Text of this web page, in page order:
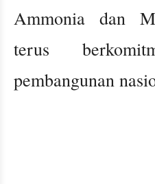
Ammonia dan
terus
pembangunan